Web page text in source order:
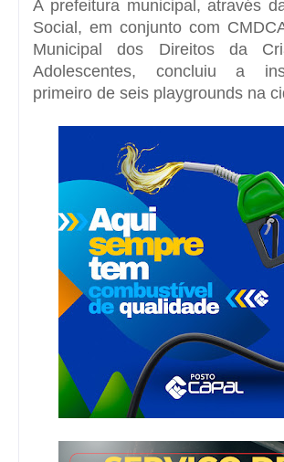
A prefeitura municipal, através
Social, em conjunto com
Municipal dos Direitos da
Adolescentes, concluiu a
primeiro de seis playgrounds na